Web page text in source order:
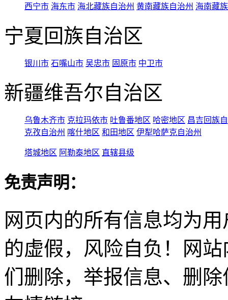
西宁市 海东市 海北藏族自治州 黄南藏族自治州 海南藏
宁夏回族自治区
银川市 石嘴山市 吴忠市 固原市 中卫市
新疆维吾尔自治区
乌鲁木齐市 克拉玛依市 吐鲁番地区 哈密地区 昌吉回族
克孜自治州 喀什地区 和田地区 伊犁哈萨克自治州
塔城地区 阿勒泰地区 直辖县级
免责声明：
网页内的所有信息均为
的虚假，风险自负！网
们删除，举报信息、删